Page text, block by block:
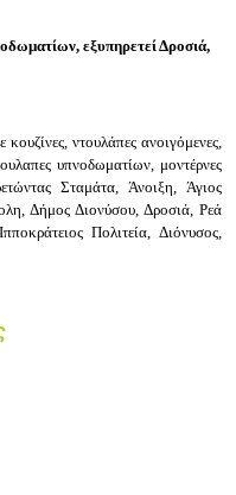
εξυπηρετεί Δροσιά,
ντουλάπες ανοιγόμενες,
υπνοδωματίων, μοντέρνες
Σταμάτα, Άνοιξη, Άγιος
Δήμος Διονύσου, Δροσιά, Ρεά
Πολιτεία, Διόνυσος,